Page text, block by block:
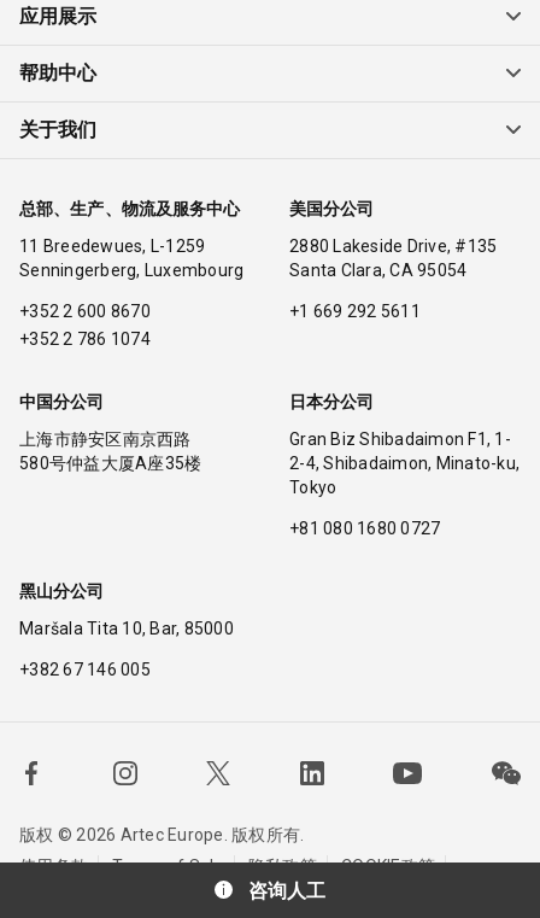
咨询人工
应用展示
帮助中心
关于我们
总部、生产、物流及服务中心
11 Breedewues, L-1259
Senningerberg, Luxembourg
+352 2 600 8670
+352 2 786 1074
美国分公司
2880 Lakeside Drive, #135
Santa Clara, CA 95054
+1 669 292 5611
中国分公司
上海市静安区南京西路
580号仲益大厦A座35楼
日本分公司
Gran Biz Shibadaimon F1, 1-
2-4, Shibadaimon, Minato-ku,
Tokyo
+81 080 1680 0727
黑山分公司
Maršala Tita 10, Bar, 85000
+382 67 146 005
版权 © 2026 Artec Europe. 版权所有.
使用条款
Terms of Sale 隐私政策
COOKIE政策